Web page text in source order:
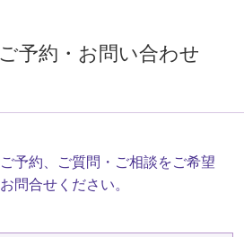
予約・お問い合わせ
予約、ご質問・ご相談をご希望
問合せください。